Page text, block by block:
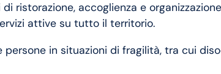
ristorazione, accoglienza e
attive su tutto il territorio.
persone in situazioni di fragilità, tra cui